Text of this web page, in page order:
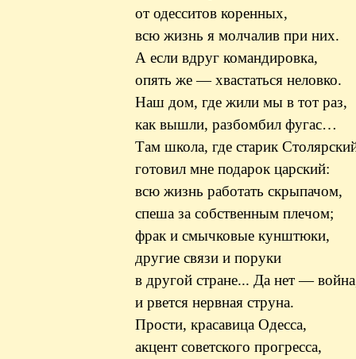
от одесситов коренных,
всю жизнь я молчалив при них.
А если вдруг командировка,
опять же — хвастаться неловко.
Наш дом, где жили мы в тот раз,
как вышли, разбомбил фугас…
Там школа, где старик
готовил мне подарок царский:
всю жизнь работать скрыпачом,
спеша за собственным плечом;
фрак и смычковые кунштюки,
другие связи и поруки
в другой стране... Да нет —
и рвется нервная струна.
Прости, красавица Одесса,
акцент советского прогресса,